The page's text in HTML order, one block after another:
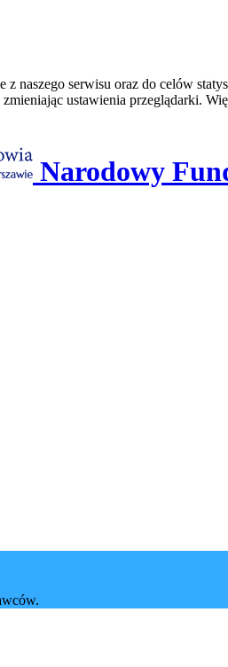
naszego serwisu oraz do celów
ustawienia przeglądarki.
Narodowy